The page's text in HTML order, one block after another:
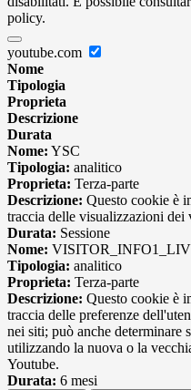
policy.
youtube.com
Nome
Tipologia
Proprieta
Descrizione
Durata
Nome: YSC
Tipologia: analitico
Proprieta: Terza-parte
Descrizione: Questo cookie è
traccia delle visualizzazioni dei
Durata: Sessione
Nome:
Tipologia: analitico
Proprieta: Terza-parte
Descrizione: Questo cookie è
traccia delle preferenze
nei siti; può anche determinare
utilizzando la nuova o la
Youtube.
Durata: 6 mesi